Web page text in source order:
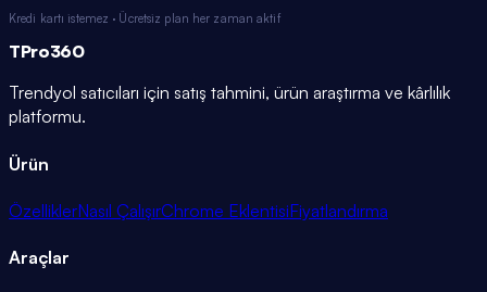
Kredi kartı istemez · Ücretsiz plan her zaman aktif
TPro360
Trendyol satıcıları için satış tahmini, ürün araştırma ve kârlılık
platformu.
Ürün
ÖzelliklerNasıl ÇalışırChrome EklentisiFiyatlandırma
Araçlar